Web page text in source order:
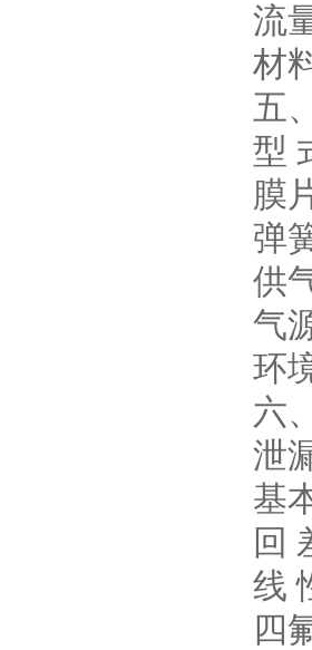
流
材
五
型
膜
弹
供
气
环
六
泄
基
回
线
四